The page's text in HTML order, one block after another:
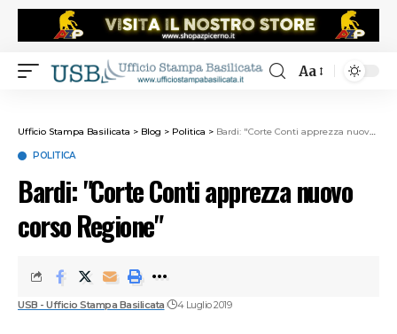
Aa
Ufficio Stampa Basilicata > Blog > Politica > Bardi: "Corte Conti apprezza nuovo corso Regione "
POLITICA
Bardi: "Corte Conti apprezza nuovo
corso Regione "
USB - Ufficio Stampa Basilicata 4 Luglio 2019